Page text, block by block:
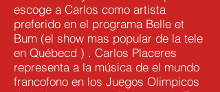
escoge a Carlos como artista
preferido en el programa Belle et
Bum (el show mas popular de la tele
en Québecd ) . Carlos Placeres
representa a la música de el mundo
francofono en los Juegos Olimpicos